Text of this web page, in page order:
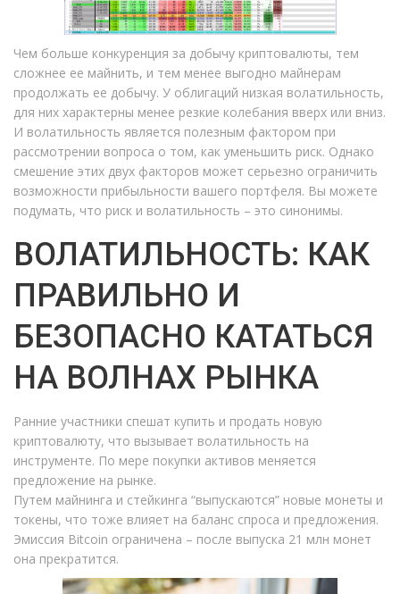
Чем больше конкуренция за добычу криптовалюты, тем
сложнее ее майнить, и тем менее выгодно майнерам
продолжать ее добычу. У облигаций низкая волатильность,
для них характерны менее резкие колебания вверх или вниз.
И волатильность является полезным фактором при
рассмотрении вопроса о том, как уменьшить риск. Однако
смешение этих двух факторов может серьезно ограничить
возможности прибыльности вашего портфеля. Вы можете
подумать, что риск и волатильность – это синонимы.
ВОЛАТИЛЬНОСТЬ: КАК
ПРАВИЛЬНО И
БЕЗОПАСНО КАТАТЬСЯ
НА ВОЛНАХ РЫНКА
Ранние участники спешат купить и продать новую
криптовалюту, что вызывает волатильность на
инструменте. По мере покупки активов меняется
предложение на рынке.
Путем майнинга и стейкинга “выпускаются” новые монеты и
токены, что тоже влияет на баланс спроса и предложения.
Эмиссия Bitcoin ограничена – после выпуска 21 млн монет
она прекратится.